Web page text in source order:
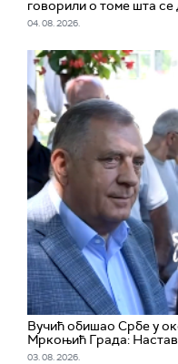
говорили о томе шта
04. 08. 2026.
Вучић обишао Србе у
Мркоњић Града:
03. 08. 2026.